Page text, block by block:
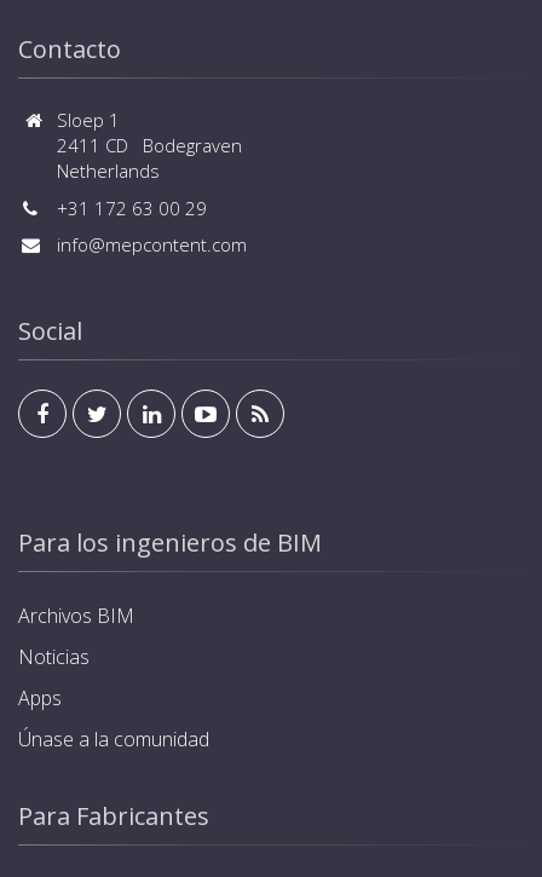
Contacto
Sloep 1
2411 CD Bodegraven
Netherlands
+31 172 63 00 29
info@mepcontent.com
Social
Para los ingenieros de BIM
Archivos BIM
Noticias
Apps
Únase a la comunidad
Para Fabricantes